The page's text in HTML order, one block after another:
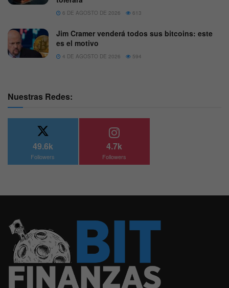
6 DE AGOSTO DE 2026 613
Jim Cramer venderá todos sus bitcoins: este
es el motivo
4 DE AGOSTO DE 2026 594
Nuestras Redes:
49.6k
Followers
4.7k
Followers